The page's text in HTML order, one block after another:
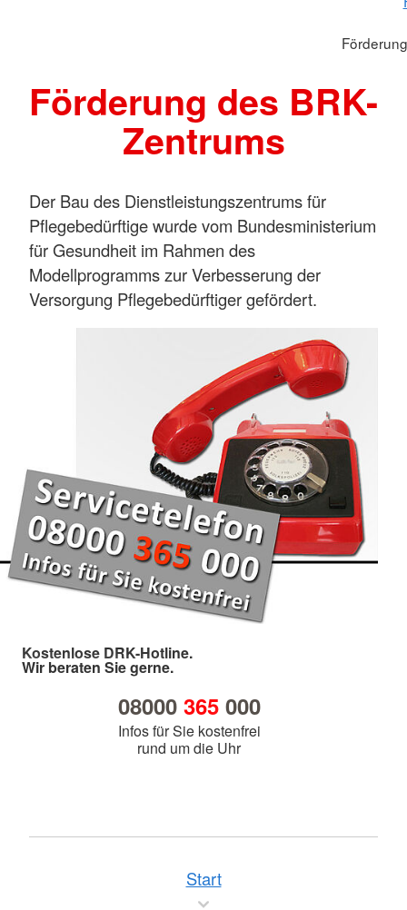
Förderung des BRK-
Zentrums
Der Bau des Dienstleistungszentrums für
Pflegebedürftige wurde vom Bundesministerium
für Gesundheit im Rahmen des
Modellprogramms zur Verbesserung der
Versorgung Pflegebedürftiger gefördert.
Kostenlose DRK-Hotline.
Wir beraten Sie gerne.
08000 365000
Infos für Sie kostenfrei
rund um die Uhr
Start